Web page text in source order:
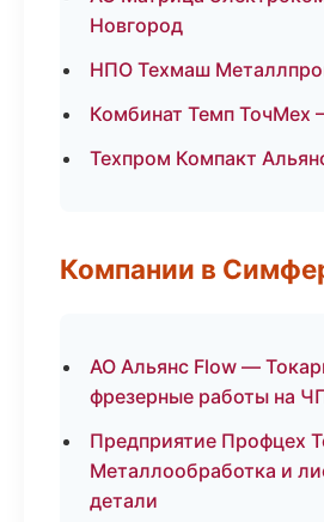
Новгород
НПО Техмаш
Комбинат Темп ТочМех
Техпром Компакт
Компании в
АО Альянс Flow —
фрезерные работы на
Предприятие Профцех
Металлообработка и
детали